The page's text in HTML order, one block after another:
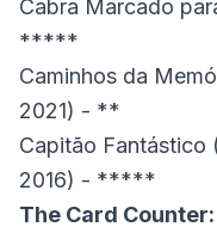
Cabra Marcado
*****
Caminhos da
2021) - **
Capitão Fantástico
2016) - *****
The Card